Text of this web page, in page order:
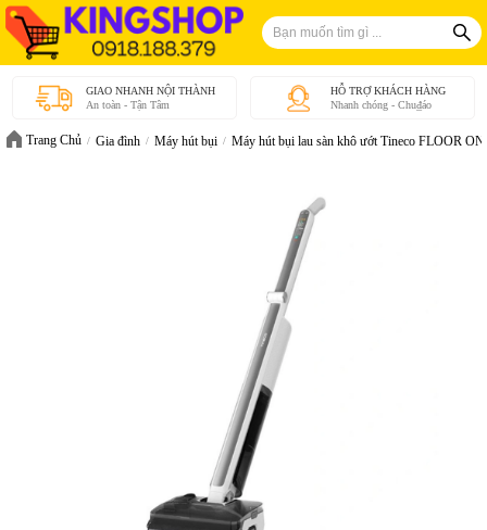
GIAO NHANH NỘI THÀNH
An toàn - Tận Tâm
HỖ TRỢ KHÁCH HÀNG
Nhanh chóng - Chu₫áo
Trang Chủ Gia đình Máy hút bụi Máy hút bụi lau sàn khô ướt Tineco FLOOR